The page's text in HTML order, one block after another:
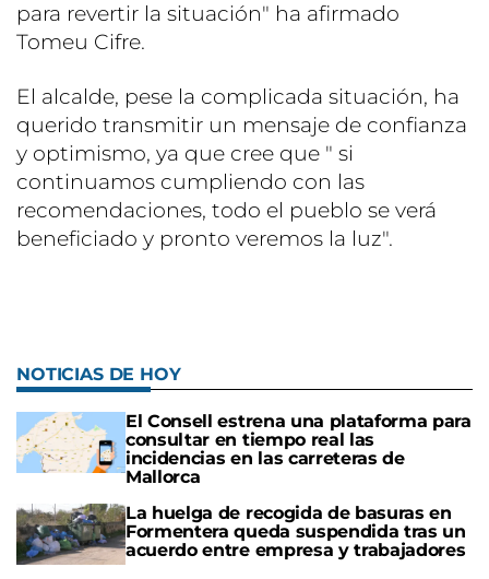
para revertir la situación" ha afirmado
Tomeu Cifre.
El alcalde, pese la complicada situación, ha
querido transmitir un mensaje de confianza
y optimismo, ya que cree que " si
continuamos cumpliendo con las
recomendaciones, todo el pueblo se verá
beneficiado y pronto veremos la luz".
NOTICIAS DE HOY
El Consell estrena una plataforma para
consultar en tiempo real las
incidencias en las carreteras de
Mallorca
La huelga de recogida de basuras en
Formentera queda suspendida tras un
acuerdo entre empresa y trabajadores